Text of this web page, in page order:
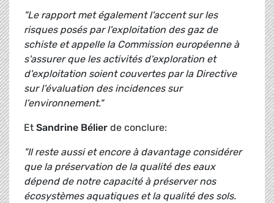
"Le rapport met également l'accent sur les
risques posés par l'exploitation des gaz de
schiste et appelle la Commission européenne à
s'assurer que les activités d'exploration et
d'exploitation soient couvertes par la Directive
sur l'évaluation des incidences sur
l'environnement."
Et Sandrine Bélier de conclure:
"Il reste aussi et encore à davantage considérer
que la préservation de la qualité des eaux
dépend de notre capacité à préserver nos
écosystèmes aquatiques et la qualité des sols.